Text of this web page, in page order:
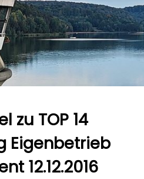
zu TOP 14
Eigenbetrieb
12.12.2016